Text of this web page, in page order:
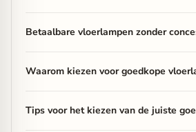
Betaalbare vloerlampen zonder
Waarom kiezen voor goedkope
Tips voor het kiezen van de juiste